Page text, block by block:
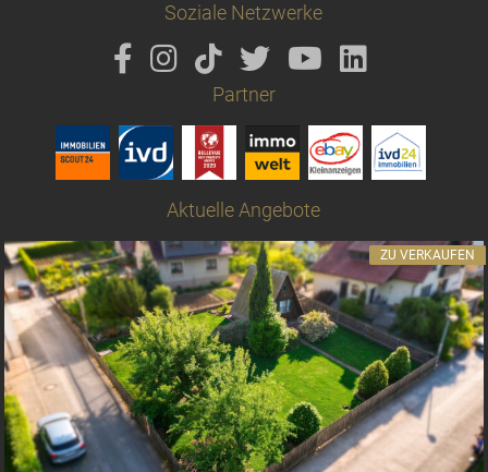
Soziale Netzwerke
Partner
Aktuelle Angebote
ZU VERKAUFEN